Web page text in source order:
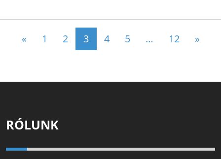
Posts navigation
« 1 2 3 4 5 … 12 »
RÓLUNK